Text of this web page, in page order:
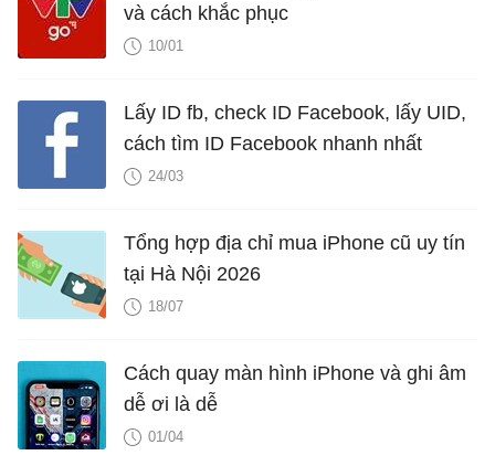
và cách khắc phục
10/01
Lấy ID fb, check ID Facebook, lấy UID,
cách tìm ID Facebook nhanh nhất
24/03
Tổng hợp địa chỉ mua iPhone cũ uy tín
tại Hà Nội 2026
18/07
Cách quay màn hình iPhone và ghi âm
dễ ơi là dễ
01/04